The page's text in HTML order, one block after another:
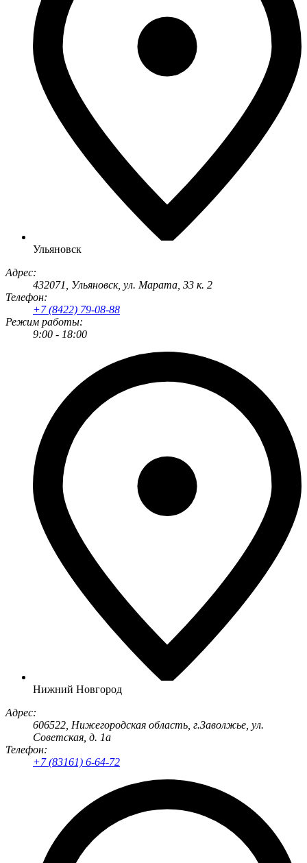
Ульяновск
Адрес:
432071, Ульяновск, ул. Марата, 33 к. 2
Телефон:
+7 (8422) 79-08-88
Режим работы:
9:00 - 18:00
Нижний Новгород
Адрес:
606522 , Нижегородская область, г.Заволжье ул.
Советская, д. 1а
Телефон:
+7 (83161) 6-64-72